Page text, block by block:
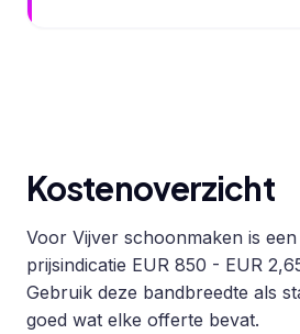
Kostenoverzicht
Voor Vijver schoonmaken is
prijsindicatie EUR 850 - EUR
Gebruik deze bandbreedte als
goed wat elke offerte bevat.